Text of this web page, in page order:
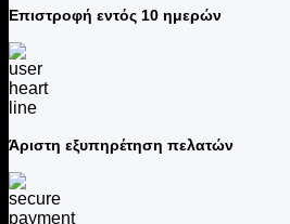
Επιστροφή εντός 10 ημερών
Άριστη εξυπηρέτηση πελατών